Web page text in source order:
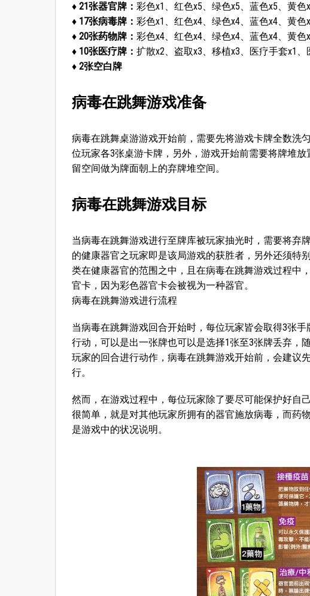
♦ 21张器官牌： 彩色x1、红色x5、绿色x5、蓝色x5、黄色
♦ 17张病毒牌： 彩色x1、红色x4、绿色x4、蓝色x4、黄色
♦ 20张药物牌： 彩色x4、红色x4、绿色x4、蓝色x4、黄色
♦ 10张医疗牌： 扩散x2、盗取x3、移植x3、医疗手套x1、
♦ 2张空白牌
病毒在跳舞游戏准备
病毒在跳舞桌游游戏开始前，需要先将游戏卡牌全数洗
位玩家各3张桌游卡牌，另外，游戏开始前需要将牌堆
留空间做为牌面朝上的弃牌堆空间。
病毒在跳舞游戏目标
当病毒在跳舞游戏进行至牌库被玩家抽光时，需要将弃
的健康器官之玩家即是该局游戏的获胜者，另外还须特
类在健康器官的范围之中，且在病毒在跳舞游戏过程中
官卡，因为彩色器官卡会被视为一种器官。
病毒在跳舞游戏进行流程
当病毒在跳舞游戏回合开始时，每位玩家皆会取得3张
行动，可以是出一张牌也可以是选择1张至3张牌丢弃，
玩家的回合进行动作，病毒在跳舞游戏开始前，会建议
行。
然而，在游戏过程中，每位玩家除了要尽可能保护好自
很简单，就是对其他玩家所拥有的器官施放病毒，而药
是游戏中的状况说明。